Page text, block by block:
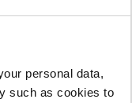
personal data,
such as cookies to